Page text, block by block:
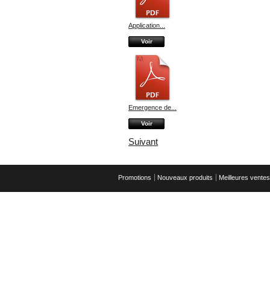
Application...
Voir
Emergence de...
Voir
Suivant
Promotions Nouveaux produits Meilleures ventes